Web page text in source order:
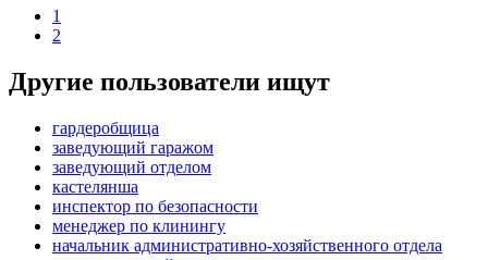
1
2
Другие пользователи ищут
гардеробщица
заведующий гаражом
заведующий отделом
кастелянша
инспектор по безопасности
менеджер по клинингу
начальник административно-хозяйственного отдела